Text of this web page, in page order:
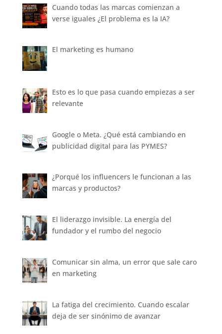
Cuando todas las marcas comienzan a
verse iguales ¿El problema es la IA?
El marketing es humano
Esto es lo que pasa cuando empiezas a ser
relevante
Google o Meta. ¿Qué está cambiando en
publicidad digital para las PYMES?
¿Porqué los influencers le funcionan a las
marcas y productos?
El liderazgo invisible. La energía del
fundador y el rumbo del negocio
Comunicar sin alma, un error que sale caro
en marketing
La fatiga del crecimiento. Cuando escalar
deja de ser sinónimo de avanzar